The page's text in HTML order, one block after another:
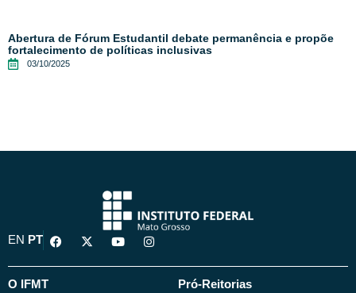
Abertura de Fórum Estudantil debate permanência e propõe
fortalecimento de políticas inclusivas
03/10/2025
EN PT
F
a
e
X
-
w
Y
o
t
I
n
t
O IFMT Pró-Reitorias